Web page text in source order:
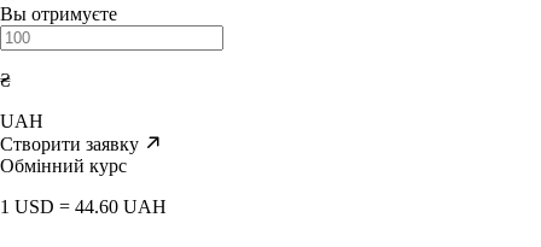
Вы отримуєте
₴
UAH
Створити заявку
Обмінний курс
1 USD = 44.60 UAH